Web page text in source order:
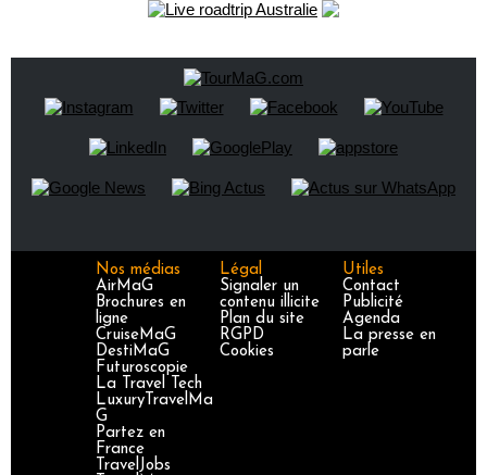
Nos médias
AirMaG
Brochures en
ligne
CruiseMaG
DestiMaG
Futuroscopie
La Travel Tech
LuxuryTravelMa
G
Partez en
France
TravelJobs
Légal
Signaler un
contenu illicite
Plan du site
RGPD
Cookies
Utiles
Contact
Publicité
Agenda
La presse en
parle